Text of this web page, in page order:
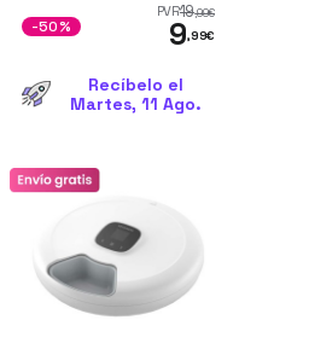
PVR19,99€
9,99€
-50%
Recíbelo el
Martes, 11 Ago.